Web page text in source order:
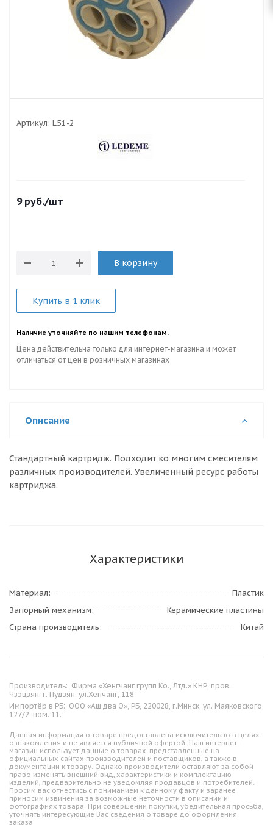
Артикул: L51-2
9руб./шт
В корзину
Купить в 1 клик
Наличие уточняйте по нашим телефонам.
Цена действительна только для интернет-магазина и может
отличаться от цен в розничных магазинах
Описание
Стандартный картридж. Подходит ко многим смесителям
различных производителей. Увеличенный ресурс работы
картриджа.
Характеристики
Материал
Пластик
Запорный механизм
Керамические пластины
Страна производитель
Китай
Производитель: Фирма «Хенгчанг групп Ко., Лтд.» КНР, пров.
Чзэцзян, г. Пудзян, ул.Хенчанг, 118
Импортёр в РБ: ООО «Аш два О», РБ, 220028, г.Минск, ул. Маяковского,
127/2, пом. 11.
Данная информация о товаре предоставлена исключительно в целях
ознакомления и не является публичной офертой. Наш интернет-
магазин использует данные о товарах, представленные на
официальных сайтах производителей и поставщиков, а также в
документации к товару. Однако производители оставляют за собой
право изменять внешний вид, характеристики и комплектацию
изделий, предварительно не уведомляя продавцов и потребителей.
Просим вас отнестись с пониманием к данному факту и заранее
приносим извинения за возможные неточности в описании и
фотографиях товара. При совершении покупки, убедительная просьба,
уточнять интересующие Вас сведения о товаре до оформления
заказа.